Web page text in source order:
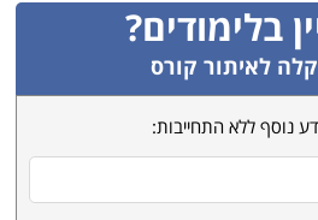
בלימודים?
לאיתור קורס
נוסף ללא התחייבות: